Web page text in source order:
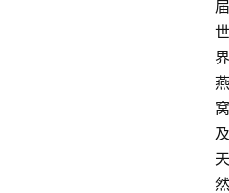
届
世
界
燕
窝
及
天
然